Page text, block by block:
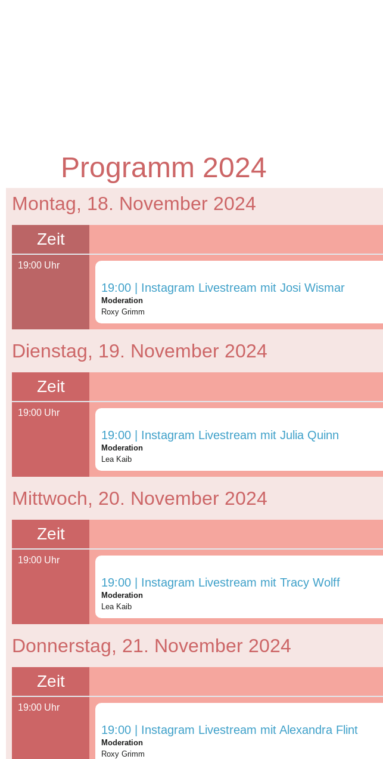
Programm 2024
Montag, 18. November 2024
Zeit
19:00 Uhr
19:00 | Instagram Livestream mit Josi Wismar
Moderation
Roxy Grimm
Dienstag, 19. November 2024
Zeit
19:00 Uhr
19:00 | Instagram Livestream mit Julia Quinn
Moderation
Lea Kaib
Mittwoch, 20. November 2024
Zeit
19:00 Uhr
19:00 | Instagram Livestream mit Tracy Wolff
Moderation
Lea Kaib
Donnerstag, 21. November 2024
Zeit
19:00 Uhr
19:00 | Instagram Livestream mit Alexandra Flint
Moderation
Roxy Grimm